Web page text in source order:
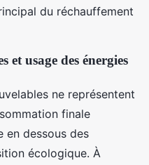
du réchauffement
et usage des énergies
ne représentent
finale
en dessous des
écologique. À